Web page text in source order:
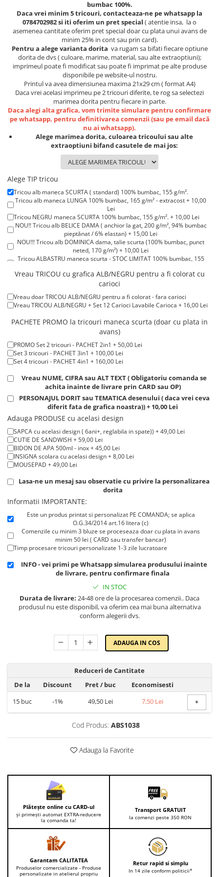
Cadouri Cuplu
Fashion
Pijamale de CRACIUN
Pijamale de dama
Pijamale de barbati
Halate si capoate
Pijamale
WINTER Collection
Halate si pijamale Family
Incaltaminte
Seturi elegante femei
Pijamale BIG SIZE femei
Cadouri ocazii speciale
Tricouri de craciun
Tricouri de cuplu Valentine's Day
Valentine's Day
Cadouri pentru Bunici
Cadouri pentru Nasi si Fini
Cadouri Craciun
Cadouri pentru profesori sau absolventi
Cadouri Traditionale Romanesti
8 Martie
Cadouri pentru CUPLU El & Ea
Cadouri Iubitori de animale
Cadouri GRAVIDE
Cadouri pentru sportivi
Cadouri Pensionare
Cadouri Colegi, sefi sau angajati
Cadouri pentru Doctori
Cadouri pentru Sfânta Maria
Martisoare
bumbac 100%.
Daca vrei minim 5 tricouri, contacteaza-ne pe whatsapp la
0784702982 si iti oferim un pret special ( atentie insa, la o
asemenea cantitate oferim pret special doar cu plata unui avans de
minim 25% in cont sau prin card).
Pentru a alege varianta dorita va rugam sa bifati fiecare optiune
dorita de dvs ( culoare, marime, material, sau alte extraoptiuni);
imprimeul poate fi modificat sau poate fi imprimat pe alte produse
disponibile pe website-ul nostru.
Printul va avea dimensiunea maxima 21x29 cm ( format A4)
Daca vrei acelasi imprimeu pe 2 tricouri diferite, te rog sa selectezi
marimea dorita pentru fiecare in parte.
Daca alegi alta grafica, vom trimite simulare pentru confirmare
pe whatsapp, pentru definitivarea comenzii (sau pe email dacă
nu ai whatsapp).
Alege marimea dorita, culoarea tricoului sau alte
extraoptiuni bifand casutele de mai jos:
Alege TIP tricou
Tricou alb maneca SCURTA ( standard) 100% bumbac, 155 g/m².
Tricou alb maneca LUNGA 100% bumbac, 165 g/m² - extracost + 10,00
Lei
Tricou NEGRU maneca SCURTA 100% bumbac, 155 g/m². + 10,00 Lei
NOU!! Tricou alb BELICE DAMA ( anchior la gat, 200 g/m², 94% bumbac
pieptănat / 6% elastan) + 15,00 Lei
NOU!!! Tricou alb DOMINICA dama, talie scurta (100% bumbac, punct
neted, 170 g/m²) + 10,00 Lei
Tricou ALBASTRU maneca scurta - STOC LIMITAT 100% bumbac, 155
Tricou ROSU maneca scurta 100% bumbac, 155 g/m². + 15,00 Lei
Tricou POLO alb maneca SCURTA 200-220 g/m² - marimi COPII + 15,00
Tricou POLO alb maneca LUNGA 200-220 g/m² marimi COPII + 20,00
Lei
- extracost + 20,00 Lei
Vreau TRICOU cu grafica ALB/NEGRU pentru a fi colorat cu
carioci
Vreau doar TRICOU ALB/NEGRU pentru a fi colorat - fara carioci
Vreau TRICOU ALB/NEGRU + Set 12 Carioci Lavabile Carioca + 16,00 Lei
PACHETE PROMO la tricouri maneca scurta (doar cu plata in
avans)
PROMO Set 2 tricouri - PACHET 2in1 + 50,00 Lei
Set 3 tricouri - PACHET 3in1 + 100,00 Lei
Set 4 tricouri - PACHET 4in1 + 160,00 Lei
Vreau NUME, CIFRA sau ALT TEXT ( Obligatoriu comanda se
achita inainte de livrare prin CARD sau OP)
PERSONAJUL DORIT sau TEMATICA desenului ( daca vrei ceva
diferit fata de grafica noastra)) + 10,00 Lei
Adauga PRODUSE cu acelasi design
SAPCA cu acelasi design ( 6ani+, reglabila in spate)) + 49,00 Lei
CUTIE DE SANDWISH + 59,00 Lei
BIDON DE APA 500ml - inox + 45,00 Lei
INSIGNA scolara cu acelasi design + 8,00 Lei
MOUSEPAD + 49,00 Lei
Lasa-ne un mesaj sau observatie cu privire la personalizarea
dorita
Informatii IMPORTANTE:
Este un produs printat si personalizat PE COMANDA; se aplica
O.G.34/2014 art.16 litera (c)
Comenzile cu minim 3 bluze se proceseaza doar cu plata in avans
minim 50 lei ( CARD sau transfer bancar)
Timp procesare tricouri personalizate 1-3 zile lucratoare
INFO - vei primi pe Whatsapp simularea produsului inainte
de livrare, pentru confirmare finala
IN STOC
Durata de livrare: 24-48 ore de la procesarea comenzii.. Daca
produsul nu este disponibil, va oferim cea mai buna alternativa
conform alegerii dvs.
ADAUGA IN COS
Reduceri de Cantitate
De la
Discount Pret/ buc
Economisesti
15buc -1% 49,50 Lei 7,50 Lei +
Cod Produs: ABS1038
Adauga la Favorite
Plătește online cu CARD-ul
și primești automat EXTRA-reducere
la comanda ta!
Transport GRATUIT
la comenzi peste 350 RON
Garantam CALITATEA
Produselor comercializate - Produse
personalizate in atelierul propriu
Retur rapid si simplu
In 14 zile conform politicii*